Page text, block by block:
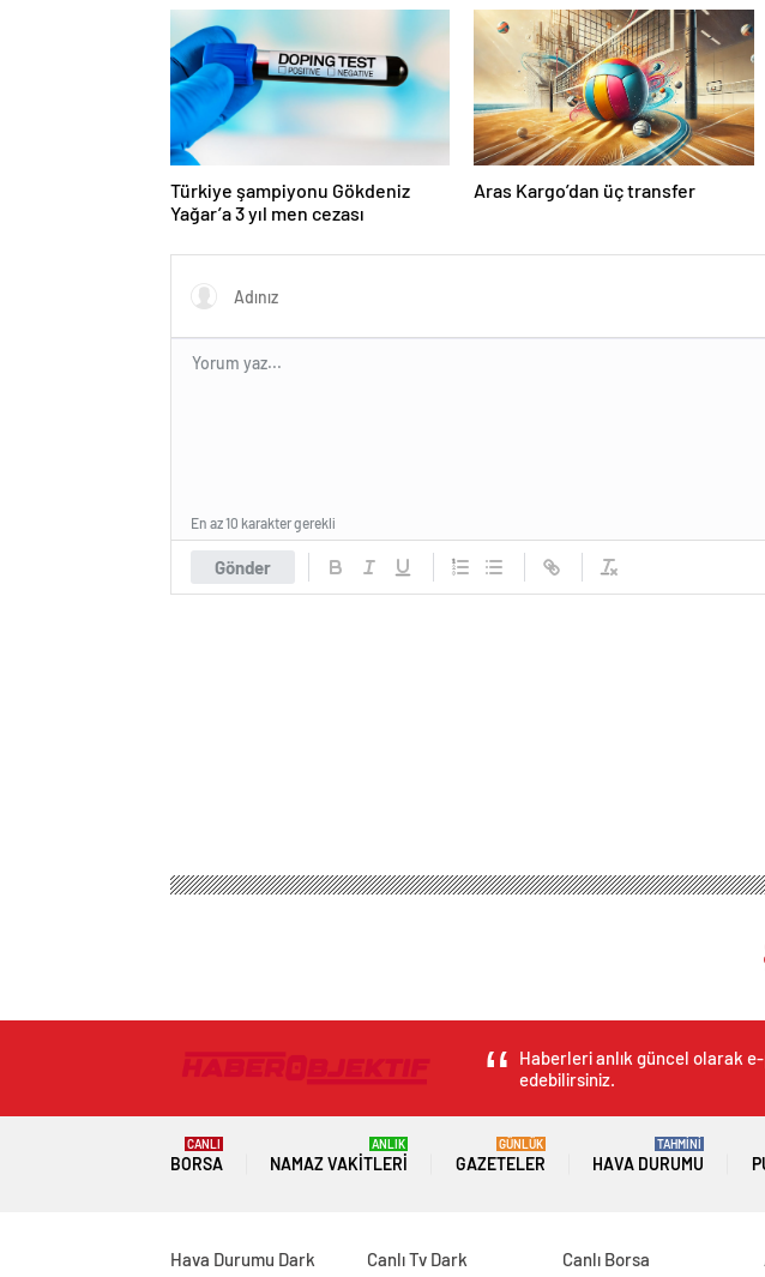
Türkiye şampiyonu Gökdeniz
Yağar’a 3 yıl men cezası
Aras Kargo’dan üç transfer
Gönder
En az 10 karakter gerekli
Haberleri anlık güncel olarak
edebilirsiniz.
BORSA
CANLI
NAMAZ VAKITLERI
ANLIK
GAZETELER
GÜNLÜK
HAVA DURUMU
TAHMİNİ
Hava Durumu Dark Canlı Tv Dark Canlı Borsa